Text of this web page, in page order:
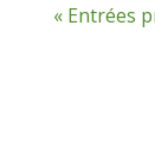
« Entrées